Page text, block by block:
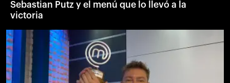
Sebastian Putz y el menú que lo llevó a la
victoria